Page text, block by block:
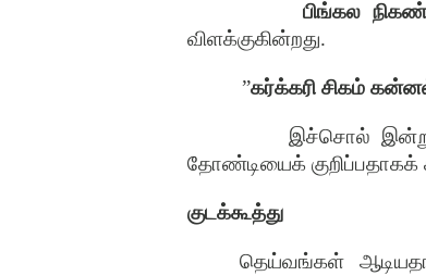
பிங்கல
விளக்குகின்றது.
”கர்க்கரி சிகம்
இச்சொல் இன்று
தோண்டியைக் குறிப்பதாகக்
குடக்கூத்து
தெய்வங்கள்